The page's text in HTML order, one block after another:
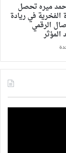
ميره تحصل
الفخرية في ريادة
الرقمي
المؤثر